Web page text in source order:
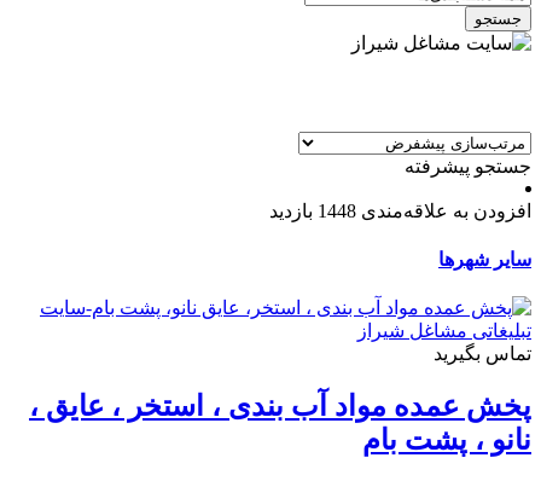
جستجو
جستجو پیشرفته
افزودن به علاقه‌مندی 1448 بازدید
سایر شهرها
تماس بگیرید
پخش عمده مواد آب بندی ، استخر ، عایق ،
نانو ، پشت بام